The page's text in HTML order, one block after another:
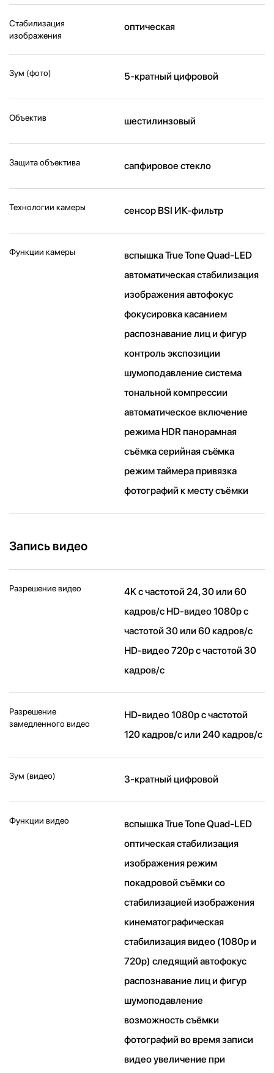
Стабилизация
изображения
оптическая
Зум (фото) 5-кратный цифровой
Объектив шестилинзовый
Защита объектива сапфировое стекло
Технологии камеры cенсор BSI ИК-фильтр
Функции камеры
вспышка True Tone Quad-LED
автоматическая стабилизация
изображения автофокус
фокусировка касанием
распознавание лиц и фигур
контроль экспозиции
шумоподавление система
тональной компрессии
автоматическое включение
режима HDR панорамная
съёмка серийная съëмка
режим таймера привязка
фотографий к месту съёмки
Запись видео
Разрешение видео
4K с частотой 24, 30 или 60
кадров/ с HD-видео 1080p с
частотой 30 или 60 кадров/ с
HD-видео 720p с частотой 30
кадров/ с
Разрешение
замедленного видео
HD-видео 1080р c частотой
120 кадров/ с или 240 кадров/ с
Зум (видео) 3-кратный цифровой
Функции видео
вспышка True Tone Quad-LED
оптическая стабилизация
изображения режим
покадровой съёмки со
стабилизацией изображения
кинематографическая
стабилизация видео (1080p и
720p) следящий автофокус
распознавание лиц и фигур
шумоподавление
возможность съёмки
фотографий во время записи
видео увеличение при